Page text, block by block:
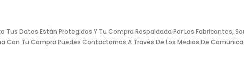
Tus Datos Están Protegidos Y Tu Compra Respaldada Por Los Fabricantes,
Con Tu Compra Puedes Contactarnos A Través De Los Medios De